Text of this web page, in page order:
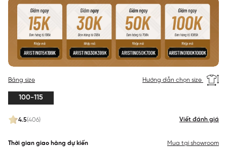
4.5(406) Viết đánh giá
Bảng size Hướng dẫn chọn size
100-115
Thời gian giao hàng dự kiến
Mua tại showroom